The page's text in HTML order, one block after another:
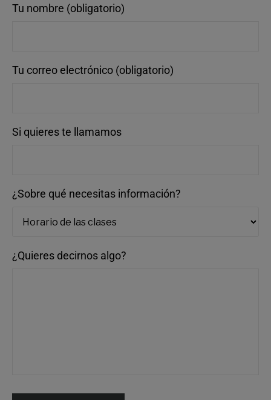
Tu nombre (obligatorio)
Tu correo electrónico (obligatorio)
Si quieres te llamamos
¿Sobre qué necesitas información?
¿Quieres decirnos algo?